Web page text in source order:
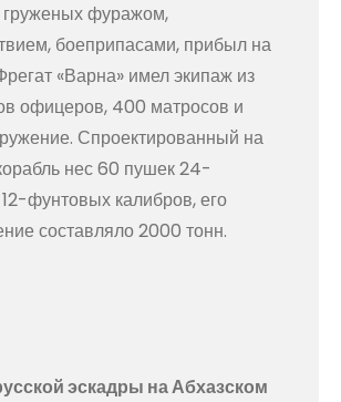
груженых фуражом,
боеприпасами, прибыл на
«Варна» имел экипаж из
офицеров, 400 матросов и
Спроектированный на
нес 60 пушек 24-
фунтовых калибров, его
составляло 2000 тонн.
эскадры на Абхазском